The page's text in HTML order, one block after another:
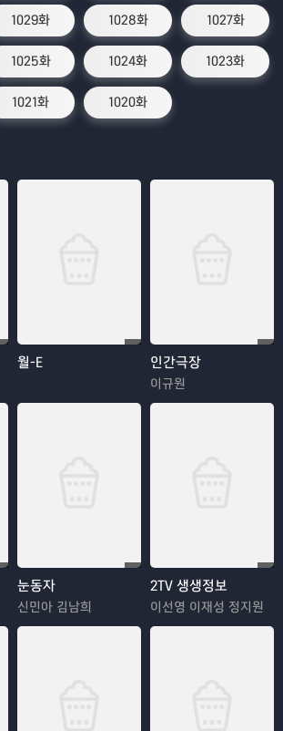
1029화 1028화 1027화
1025화 1024화 1023화
1021화 1020화
월-E 인간극장
이규원
눈동자
신민아 김남희
2TV 생생정보
이선영 이재성 정지원